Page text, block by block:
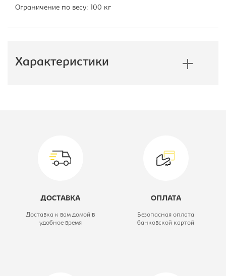
Ограничение по весу: 100 кг
Характеристики
карандаши,
Кресло детское
ДОСТАВКА
Доставка к вам домой в
удобное время
ОПЛАТА
Безопасная оплата
банковской картой